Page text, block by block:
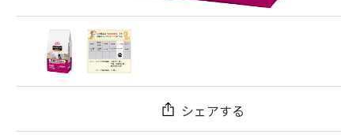
シェアする